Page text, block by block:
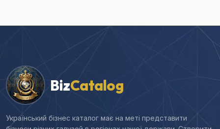
BizCatalog
Український бізнес каталог має на меті представити